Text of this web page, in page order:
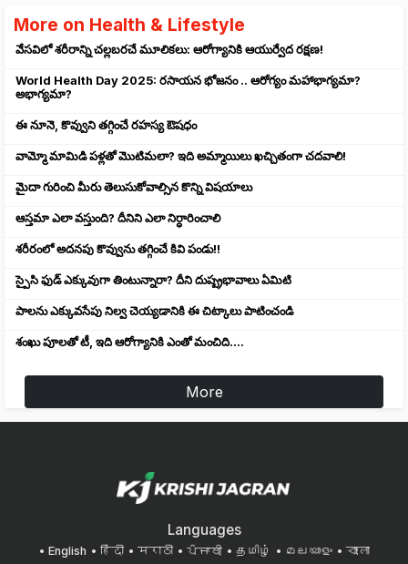
More on Health & Lifestyle
వేసవిలో శరీరాన్ని చల్లబరచే మూలికలు: ఆరోగ్యానికి ఆయుర్వేద రక్షణ!
World Health Day 2025: రసాయన భోజనం .. ఆరోగ్యం మహాభాగ్యమా?
అభాగ్యమా?
ఈ నూనె, కొవ్వుని తగ్గించే రహస్య ఔషధం
వామ్మో మామిడి పళ్లతో మొటిమలా? ఇది అమ్మాయిలు ఖచ్చితంగా చదవాలి!
మైదా గురించి మీరు తెలుసుకోవాల్సిన కొన్ని విషయాలు
ఆస్తమా ఎలా వస్తుంది? దీనిని ఎలా నిర్ధారించాలి
శరీరంలో అదనపు కొవ్వును తగ్గించే కివి పండు!!
స్పైసి ఫుడ్ ఎక్కువుగా తింటున్నారా? దీని దుష్ప్రభావాలు ఏమిటి
పాలను ఎక్కువసేపు నిల్వ చెయ్యడానికి ఈ చిట్కాలు పాటించండి
శంఖు పూలతో టీ, ఇది ఆరోగ్యానికి ఎంతో మంచిది....
More
Languages
English हिंदी मराठी ਪੰਜਾਬੀ தமிழ் മലയാളം
বাংলা